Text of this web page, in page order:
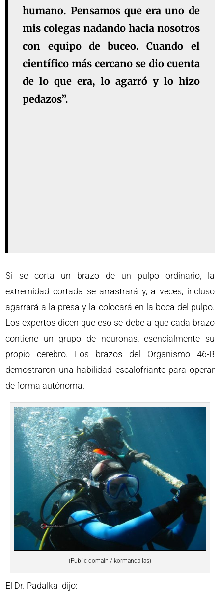
humano. Pensamos que era uno de
mis colegas nadando hacia nosotros
con equipo de buceo. Cuando el
científico más cercano se dio cuenta
de lo que era, lo agarró y lo hizo
pedazos”.
Si se corta un brazo de un pulpo ordinario, la
extremidad cortada se arrastrará y, a veces, incluso
agarrará a la presa y la colocará en la boca del pulpo.
Los expertos dicen que eso se debe a que cada brazo
contiene un grupo de neuronas, esencialmente su
propio cerebro. Los brazos del Organismo 46-B
demostraron una habilidad escalofriante para operar
de forma autónoma.
(Public domain / kormandallas)
El Dr. Padalka dijo: